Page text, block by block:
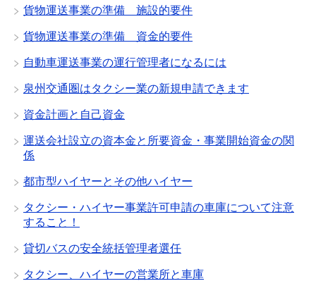
貨物運送事業の準備 施設的要件
貨物運送事業の準備 資金的要件
自動車運送事業の運行管理者になるには
泉州交通圏はタクシー業の新規申請できます
資金計画と自己資金
運送会社設立の資本金と所要資金・事業開始資金の関
係
都市型ハイヤーとその他ハイヤー
タクシー・ハイヤー事業許可申請の車庫について注意
すること！
貸切バスの安全統括管理者選任
タクシー、ハイヤーの営業所と車庫